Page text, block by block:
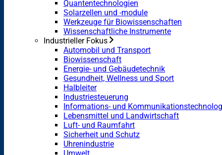
Quantentechnologien
Solarzellen und -module
Werkzeuge für Biowissenschaften
Wissenschaftliche Instrumente
Industrieller Fokus
Automobil und Transport
Biowissenschaft
Energie- und Gebäudetechnik
Gesundheit, Wellness und Sport
Halbleiter
Industriesteuerung
Informations- und
Lebensmittel und Landwirtschaft
Luft- und Raumfahrt
Sicherheit und Schutz
Uhrenindustrie